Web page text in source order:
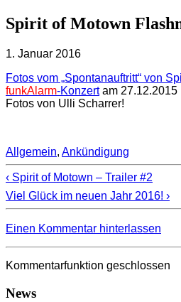
Spirit of Motown
1. Januar 2016
Fotos vom „Spontanauftritt“ von
funkAlarm-Konzertam 27.12.2015
Fotos von Ulli Scharrer!
Allgemein, Ankündigung
‹ Spirit of Motown – Trailer #2
Viel Glück im neuen Jahr 2016! ›
Einen Kommentar hinterlassen
Kommentarfunktion geschlossen
News